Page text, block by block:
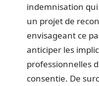
indemnisation
un projet de
envisageant ce
anticiper les
professionnelles
consentie. De